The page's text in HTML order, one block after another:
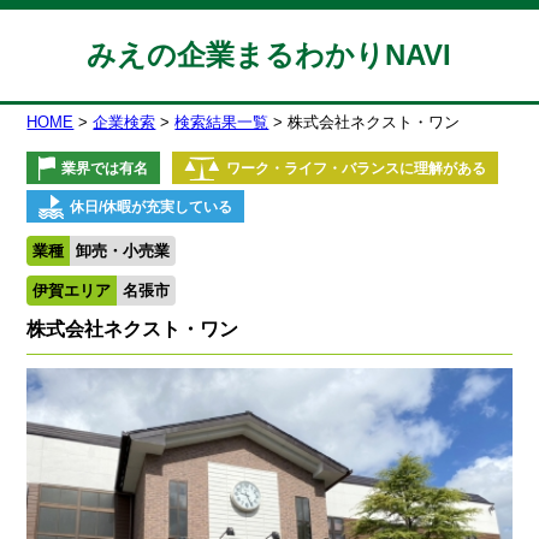
みえの企業まるわかりNAVI
HOME 企業検索 検索結果一覧 株式会社ネクスト・ワン
業界では有名 ワーク・ライフ・バランスに理解がある
休日/休暇が充実している
業種 卸売・小売業
伊賀エリア 名張市
株式会社ネクスト・ワン